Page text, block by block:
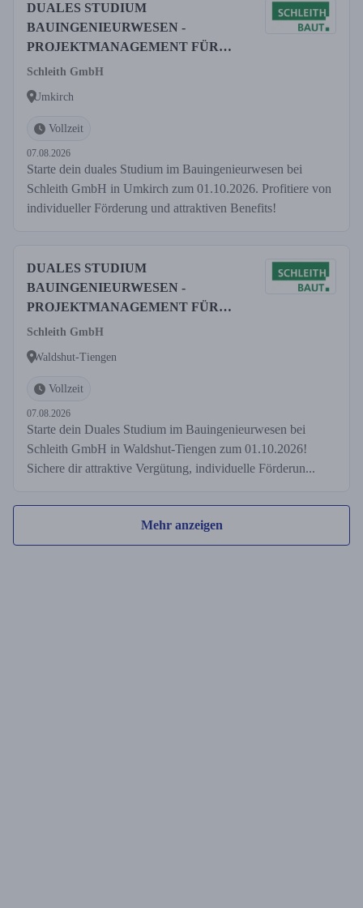
DUALES STUDIUM
BAUINGENIEURWESEN -
PROJEKTMANAGEMENT FÜR
2026
Schleith GmbH
Umkirch
Vollzeit
07.08.2026
Starte dein duales Studium im Bauingenieurwesen bei
Schleith GmbH in Umkirch zum 01.10.2026. Profitiere von
individueller Förderung und attraktiven Benefits!
DUALES STUDIUM
BAUINGENIEURWESEN -
PROJEKTMANAGEMENT FÜR
2026
Schleith GmbH
Waldshut-Tiengen
Vollzeit
07.08.2026
Starte dein Duales Studium im Bauingenieurwesen bei
Schleith GmbH in Waldshut-Tiengen zum 01.10.2026!
Sichere dir attraktive Vergütung, individuelle Förderun...
Mehr anzeigen